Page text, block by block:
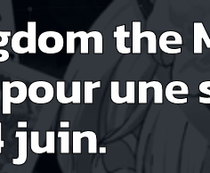
the
une
juin.